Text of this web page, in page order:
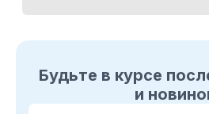
Будьте в курсе
и